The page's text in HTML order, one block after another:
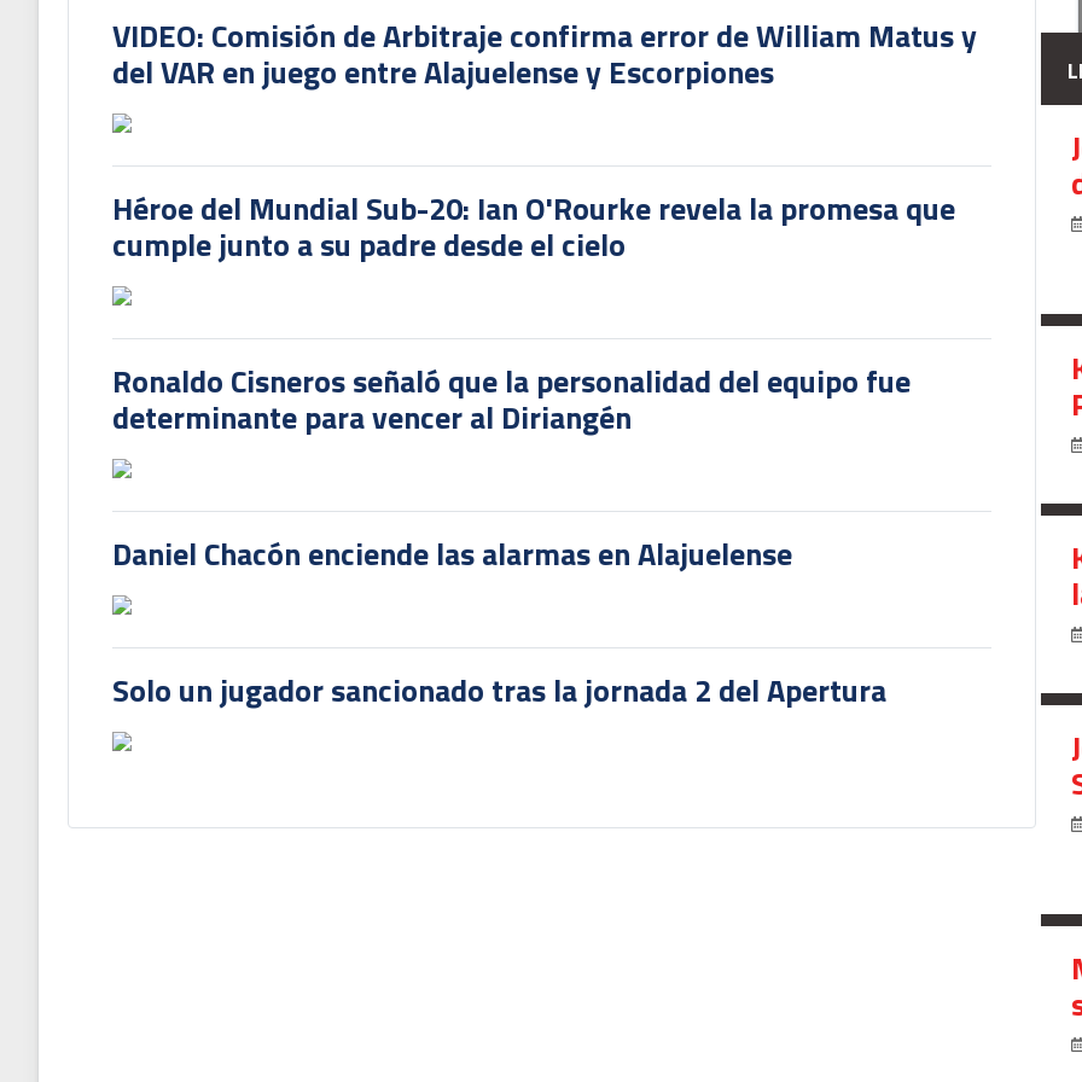
VIDEO: Comisión de Arbitraje confirma error de William Matus y
del VAR en juego entre Alajuelense y Escorpiones
Héroe del Mundial Sub-20: Ian O'Rourke revela la promesa que
cumple junto a su padre desde el cielo
Ronaldo Cisneros señaló que la personalidad del equipo fue
determinante para vencer al Diriangén
Daniel Chacón enciende las alarmas en Alajuelense
Solo un jugador sancionado tras la jornada 2 del Apertura